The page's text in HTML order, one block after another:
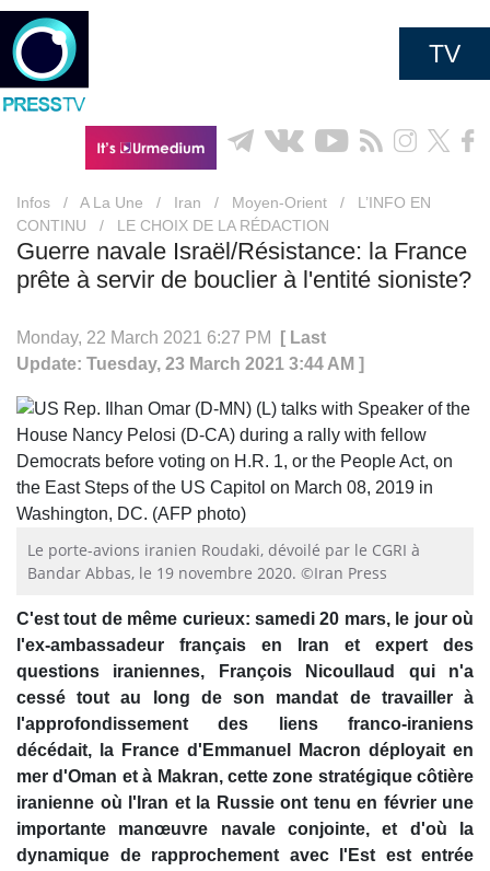
TV
Infos / A La Une / Iran / Moyen-Orient /
L’INFO EN
CONTINU
/ LE CHOIX DE LA RÉDACTION
Guerre navale Israël/Résistance: la France
prête à servir de bouclier à l'entité sioniste?
Monday, 22 March 2021 6:27 PM
[ Last
Update: Tuesday, 23 March 2021 3:44 AM ]
Le porte-avions iranien Roudaki, dévoilé par le CGRI à
Bandar Abbas, le 19 novembre 2020. ©Iran Press
C'est tout de même curieux: samedi 20 mars, le jour où
l'ex-ambassadeur français en Iran et expert des
questions iraniennes, François Nicoullaud qui n'a
cessé tout au long de son mandat de travailler à
l'approfondissement des liens franco-iraniens
décédait, la France d'Emmanuel Macron déployait en
mer d'Oman et à Makran, cette zone stratégique côtière
iranienne où l'Iran et la Russie ont tenu en février une
importante manœuvre navale conjointe, et d'où la
dynamique de rapprochement avec l'Est est entrée